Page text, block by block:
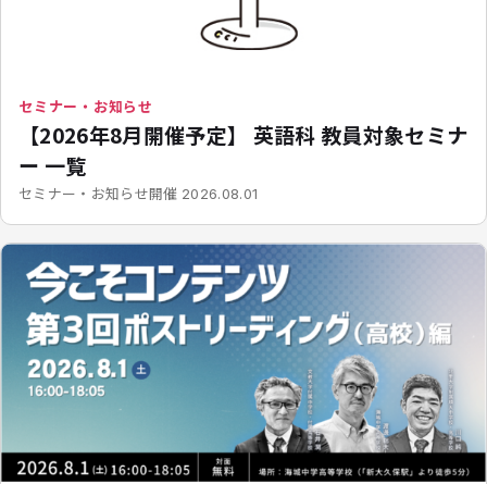
セミナー・お知らせ
【2026年8月開催予定】 英語科 教員対象セミナ
ー 一覧
セミナー・お知らせ開催 2026.08.01